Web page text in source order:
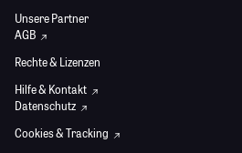
Unsere Partner
AGB
Rechte & Lizenzen
Hilfe & Kontakt
Datenschutz
Cookies & Tracking